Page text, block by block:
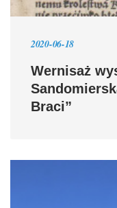
2020-06-18
Wernisaż
Braci”